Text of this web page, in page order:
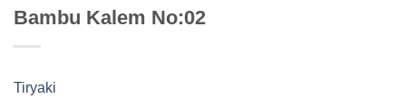
Bambu Kalem No:02
Tiryaki